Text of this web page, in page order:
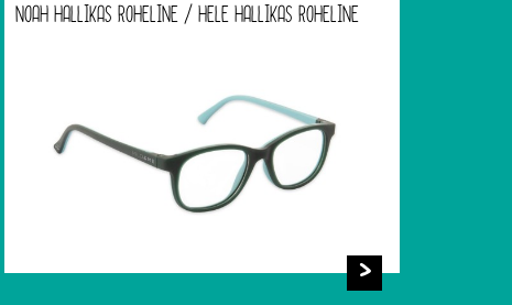
NOAH HALLIKAS ROHELINE / HELE HALLIKAS ROHELINE